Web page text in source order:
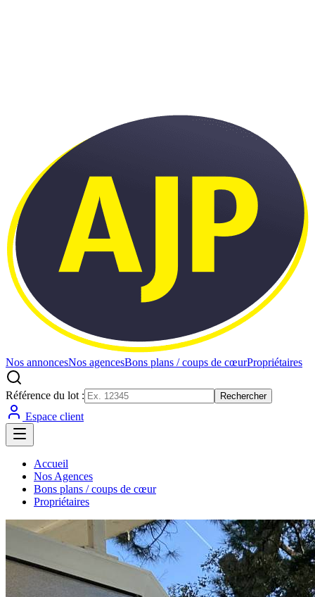
Nos annoncesNos agencesBons plans / coups de cœurPropriétaires
Référence du lot : Rechercher
Espace client
Accueil
Nos Agences
Bons plans / coups de cœur
Propriétaires